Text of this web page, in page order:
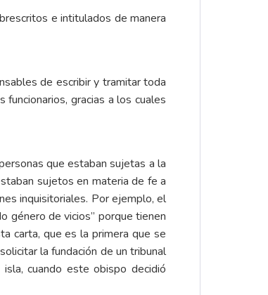
e intitulados de manera
de escribir y tramitar toda
gracias a los cuales
que estaban sujetas a la
sujetos en materia de fe a
inquisitoriales. Por ejemplo, el
género de vicios” porque tienen
carta, que es la primera que se
la fundación de un tribunal
cuando este obispo decidió